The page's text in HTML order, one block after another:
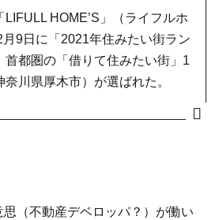
HOME’S」（ライフルホ
9日に「2021年住みたい街ラン
首都圏の「借りて住みたい街」1
川県厚木市）が選ばれた。
（不動産デベロッパ？）が働い